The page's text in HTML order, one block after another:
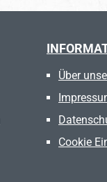
Über
Cookie